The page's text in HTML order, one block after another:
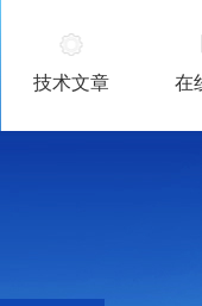
技术文章 在